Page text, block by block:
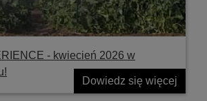
- kwiecień 2026 w
Dowiedz się więcej